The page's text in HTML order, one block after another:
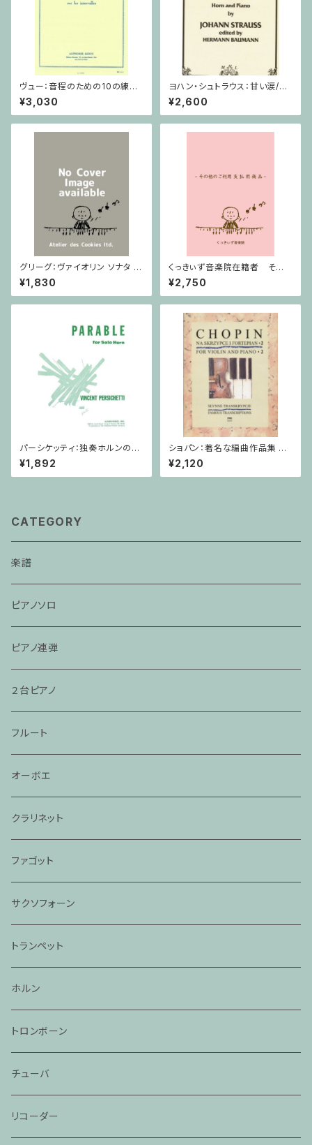
ヴュー：音程のための10の練習
/ ヴィオラ
¥3,030
ヨハン・シュトラウス：甘い涙/ホ
ルン・ピアノ
¥2,600
グリーグ：ヴァイオリン ソナタ ヘ
長調 Op.8 / ヴァイオリン・ピア
ノ
¥1,830
くっきぃず音楽院在籍者 その
他のご利用支払用商品 おば
けのぼうけん１巻
¥2,750
パーシケッティ：独奏ホルンのた
めの寓話 第８番 作品120 / ホ
ルン
¥1,892
ショパン：著名な編曲作品集 第
2巻 / ヴァイオリン・ピアノ
¥2,120
CATEGORY
楽譜
ピアノソロ
ピアノ連弾
２台ピアノ
フルート
オーボエ
クラリネット
ファゴット
サクソフォーン
トランペット
ホルン
トロンボーン
チューバ
リコーダー